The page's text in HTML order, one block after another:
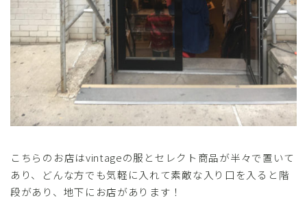
こちらのお店はvintageの服とセレクト商品が半々で置いて
あり、どんな方でも気軽に入れて素敵な入り口を入ると階
段があり、地下にお店があります！